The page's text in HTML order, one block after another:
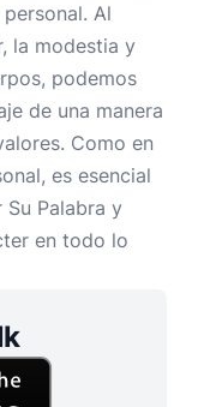
Al
la modestia y
podemos
de una manera
Como en
es esencial
Palabra y
en todo lo